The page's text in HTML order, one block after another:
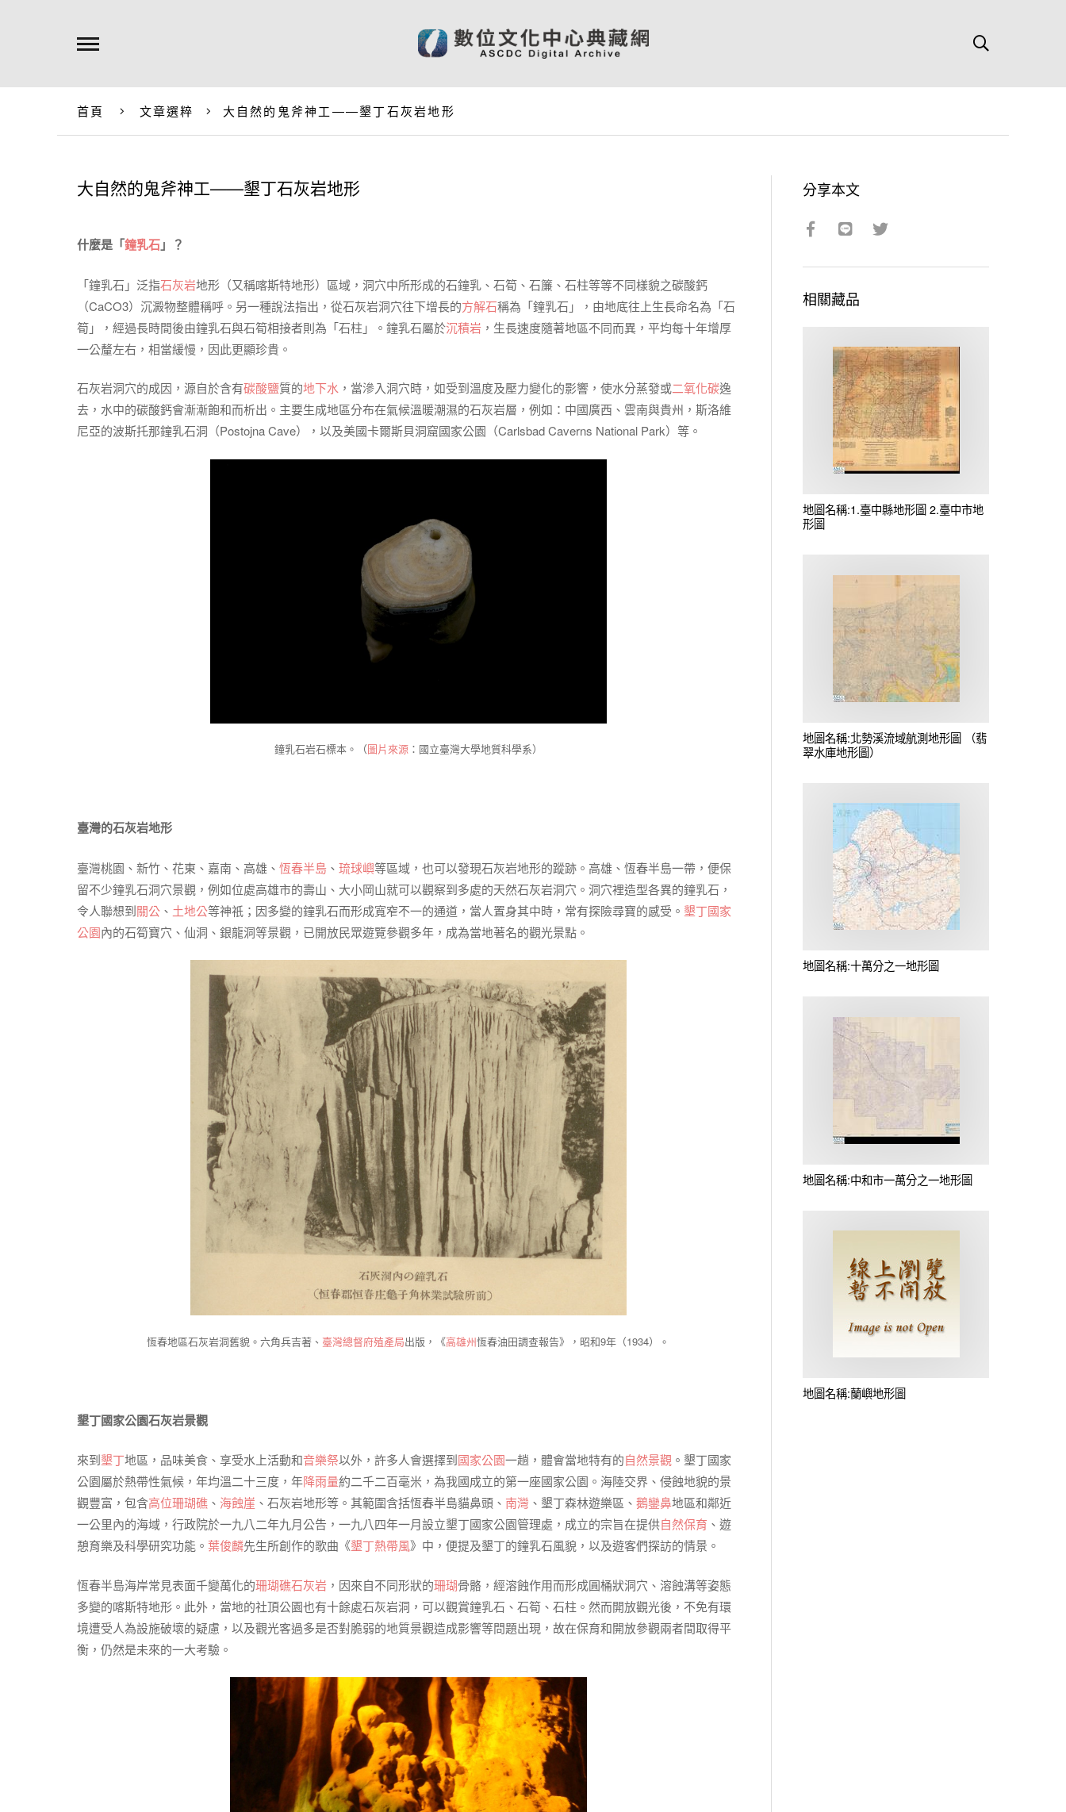
首頁 文章選粹 大自然的鬼斧神工——墾丁石灰岩地形
大自然的鬼斧神工——墾丁石灰岩地形
什麼是「鐘乳石」？
「鐘乳石」泛指石灰岩地形（又稱喀斯特地形）區域，洞穴中所形成的石鐘乳、石筍、石簾、石柱等等不同樣貌之碳酸鈣
（CaCO3）沉澱物整體稱呼。另一種說法指出，從石灰岩洞穴往下增長的方解石稱為「鐘乳石」，由地底往上生長命名為「石
筍」，經過長時間後由鐘乳石與石筍相接者則為「石柱」。鐘乳石屬於沉積岩 ，生長速度隨著地區不同而異，平均每十年增厚
一公釐左右，相當緩慢，因此更顯珍貴。
石灰岩洞穴的成因，源自於含有碳酸鹽質的地下水 ，當滲入洞穴時，如受到溫度及壓力變化的影響，使水分蒸發或二氧化碳逸
去，水中的碳酸鈣會漸漸飽和而析出。主要生成地區分布在氣候溫暖潮濕的石灰岩層，例如：中國廣西、雲南與貴州，斯洛維
尼亞的波斯托那鐘乳石洞（Postojna Cave），以及美國卡爾斯貝洞窟國家公園（Carlsbad Caverns National Park）等。
鐘乳石岩石標本。（圖片來源：國立臺灣大學地質科學系）
臺灣的石灰岩地形
臺灣桃園、新竹、花東、嘉南、高雄、 恆春半島 、 琉球嶼等區域，也可以發現石灰岩地形的蹤跡。高雄、恆春半島一帶，便保
留不少鐘乳石洞穴景觀，例如位處高雄市的壽山、大小岡山就可以觀察到多處的天然石灰岩洞穴。洞穴裡造型各異的鐘乳石，
令人聯想到關公 、 土地公等神祇；因多變的鐘乳石而形成寬窄不一的通道，當人置身其中時，常有探險尋寶的感受。 墾丁國家
公園內的石筍寶穴、仙洞、銀龍洞等景觀，已開放民眾遊覽參觀多年，成為當地著名的觀光景點。
恆春地區石灰岩洞舊貌。六角兵吉著、 臺灣總督府殖產局出版，《高雄州恆春油田調查報告》，昭和9年（1934）。
墾丁國家公園石灰岩景觀
來到墾丁地區，品味美食、享受水上活動和音樂祭以外，許多人會選擇到國家公園一趟，體會當地特有的自然景觀 。墾丁國家
公園屬於熱帶性氣候，年均溫二十三度，年降雨量約二千二百毫米，為我國成立的第一座國家公園。海陸交界、侵蝕地貌的景
觀豐富，包含高位珊瑚礁 、 海蝕崖 、石灰岩地形等。其範圍含括恆春半島貓鼻頭、 南灣 、墾丁森林遊樂區、 鵝鑾鼻地區和鄰近
一公里內的海域，行政院於一九八二年九月公告，一九八四年一月設立墾丁國家公園管理處，成立的宗旨在提供自然保育 、遊
憩育樂及科學研究功能。 葉俊麟先生所創作的歌曲《墾丁熱帶風》中，便提及墾丁的鐘乳石風貌，以及遊客們探訪的情景。
恆春半島海岸常見表面千變萬化的珊瑚礁石灰岩 ，因來自不同形狀的珊瑚骨骼，經溶蝕作用而形成圓桶狀洞穴、溶蝕溝等姿態
多變的喀斯特地形。此外，當地的社頂公園也有十餘處石灰岩洞，可以觀賞鐘乳石、石筍、石柱。然而開放觀光後，不免有環
境遭受人為設施破壞的疑慮，以及觀光客過多是否對脆弱的地質景觀造成影響等問題出現，故在保育和開放參觀兩者間取得平
衡，仍然是未來的一大考驗。
分享本文
相關藏品
地圖名稱:1.臺中縣地形圖 2.臺中市地
形圖
地圖名稱:北勢溪流域航測地形圖 （翡
翠水庫地形圖）
地圖名稱:十萬分之一地形圖
地圖名稱:中和市一萬分之一地形圖
地圖名稱:蘭嶼地形圖